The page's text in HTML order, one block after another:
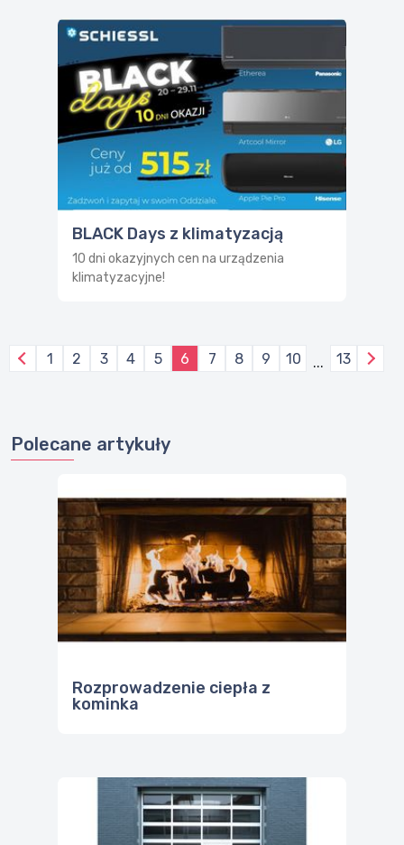
BLACK Days z klimatyzacją
10 dni okazyjnych cen na urządzenia
klimatyzacyjne!
1 2 3 4 5 6 7 8 9 10 ... 13
Polecane artykuły
Rozprowadzenie ciepła z
kominka